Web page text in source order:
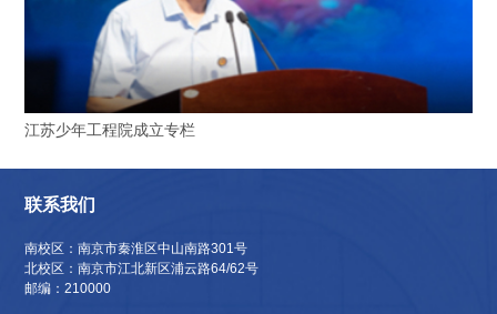
江苏少年工程院成立专栏
联系我们
南校区：南京市秦淮区中山南路301号
北校区：南京市江北新区浦云路64/62号
邮编：210000